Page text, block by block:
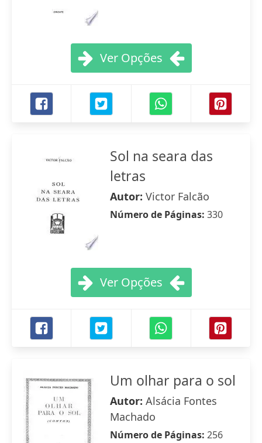
Ver Opções
Sol na seara das
letras
Autor: Victor Falcão
Número de Páginas: 330
Ver Opções
Um olhar para o sol
Autor: Alsácia Fontes
Machado
Número de Páginas: 256